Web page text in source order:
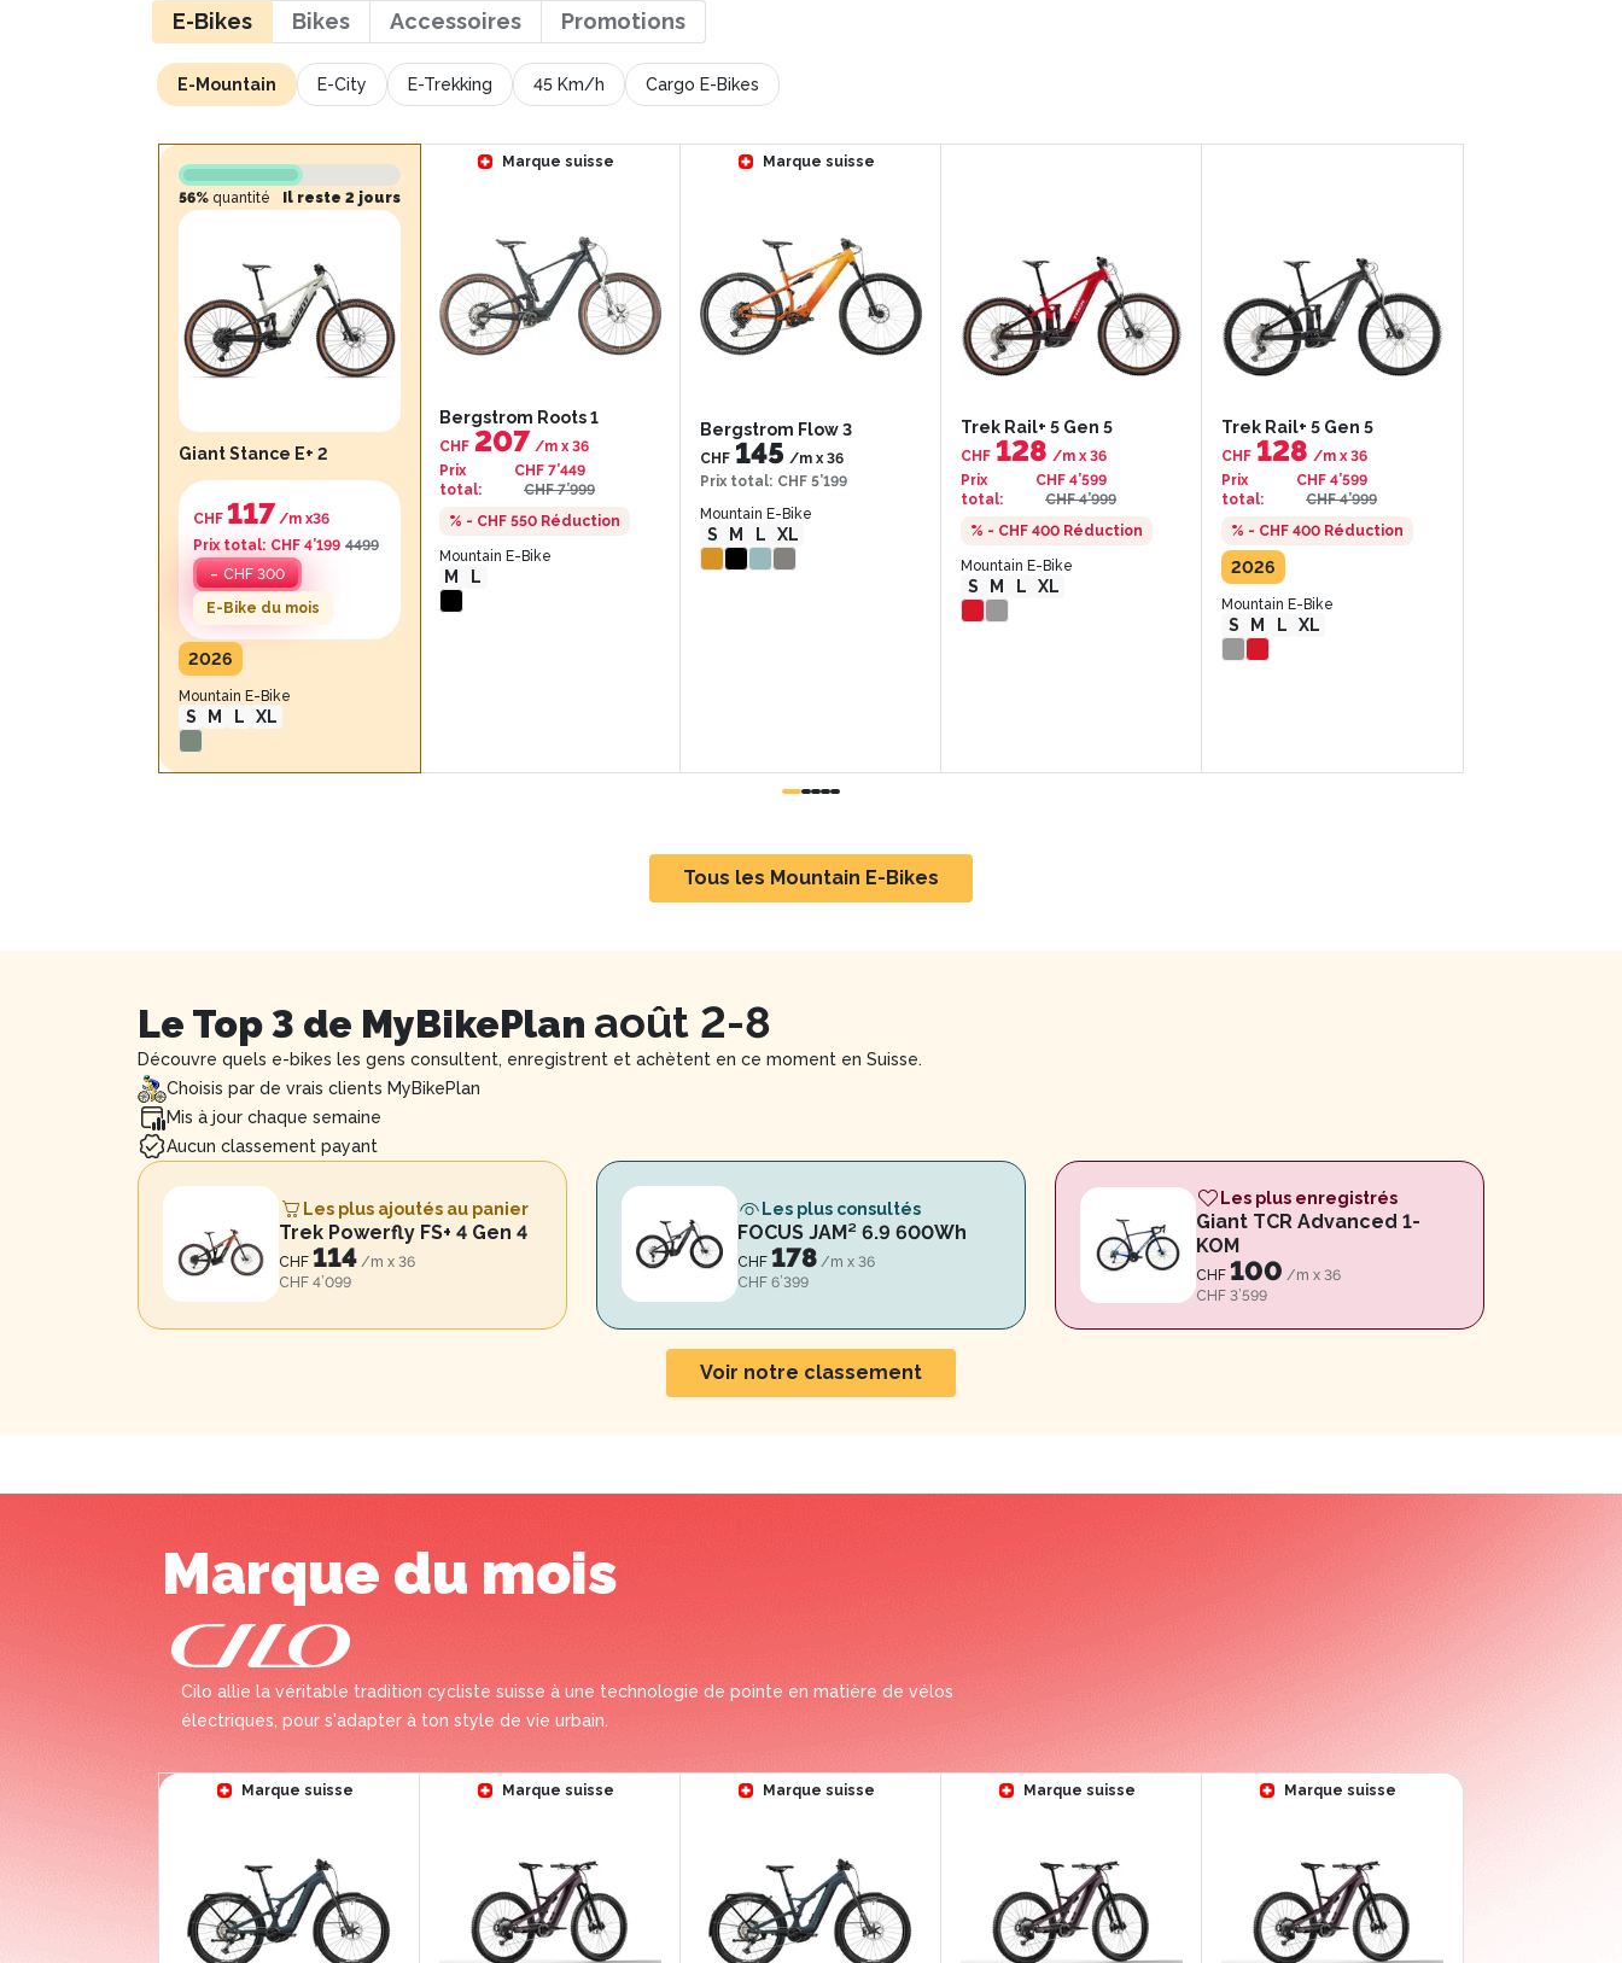
E-Bikes Bikes Accessoires Promotions
E-Mountain E-City E-Trekking 45 Km/h Cargo E-Bikes
56% quantité Il reste 2 jours
Giant Stance E+ 2
CHF 117 /m x36
Prix total: CHF 4’199 4499
- CHF 300
E-Bike du mois
2026
Mountain E-Bike
S M L XL
Marque suisse
Bergstrom Roots 1
CHF 207 /m x 36
Prix
total:
CHF 7’449
CHF 7’999
% - CHF 550 Réduction
Mountain E-Bike
M L
Marque suisse
Bergstrom Flow 3
CHF 145 /m x 36
Prix total: CHF 5’199
Mountain E-Bike
S M L XL
Trek Rail+ 5 Gen 5
CHF 128 /m x 36
Prix
total:
CHF 4’599
CHF 4’999
% - CHF 400 Réduction
Mountain E-Bike
S M L XL
Trek Rail+ 5 Gen 5
CHF 128 /m x 36
Prix
total:
CHF 4’599
CHF 4’999
% - CHF 400 Réduction
2026
Mountain E-Bike
S M L XL
Tous les Mountain E-Bikes
Le Top 3 de MyBikePlan août 2-8
Découvre quels e-bikes les gens consultent, enregistrent et achètent en ce moment en Suisse.
Choisis par de vrais clients MyBikePlan
Mis à jour chaque semaine
Aucun classement payant
Les plus ajoutés au panier
Trek Powerfly FS+ 4 Gen 4
CHF 114 /m x 36
CHF 4’099
Les plus consultés
FOCUS JAM² 6.9 600Wh
CHF 178 /m x 36
CHF 6’399
Les plus enregistrés
Giant TCR Advanced 1-
KOM
CHF 100 /m x 36
CHF 3’599
Voir notre classement
Marque du mois
Cilo allie la véritable tradition cycliste suisse à une technologie de pointe en matière de vélos
électriques, pour s'adapter à ton style de vie urbain.
Marque suisse Marque suisse Marque suisse Marque suisse Marque suisse